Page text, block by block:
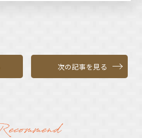
次の記事を見る